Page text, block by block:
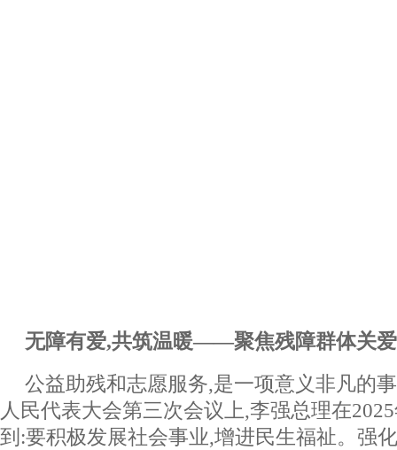
无障有爱,共筑温暖——聚焦残障群体关爱
公益助残和志愿服务,是一项意义非凡的
人民代表大会第三次会议上,李强总理在
到:要积极发展社会事业,增进民生福祉。强